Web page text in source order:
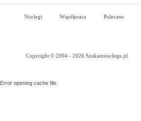
Noclegi Współpraca Polecane
Copyright © 2004 - 2026 Szukamnoclegu.pl
Error opening cache file